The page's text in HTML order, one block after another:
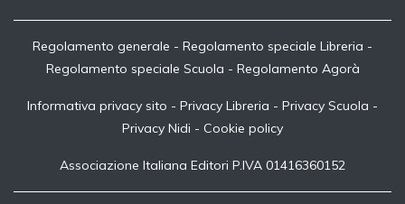
Regolamento generale - Regolamento speciale Libreria -
Regolamento speciale Scuola - Regolamento Agorà
Informativa privacy sito - Privacy Libreria - Privacy Scuola -
Privacy Nidi - Cookie policy
Associazione Italiana Editori P.IVA 01416360152